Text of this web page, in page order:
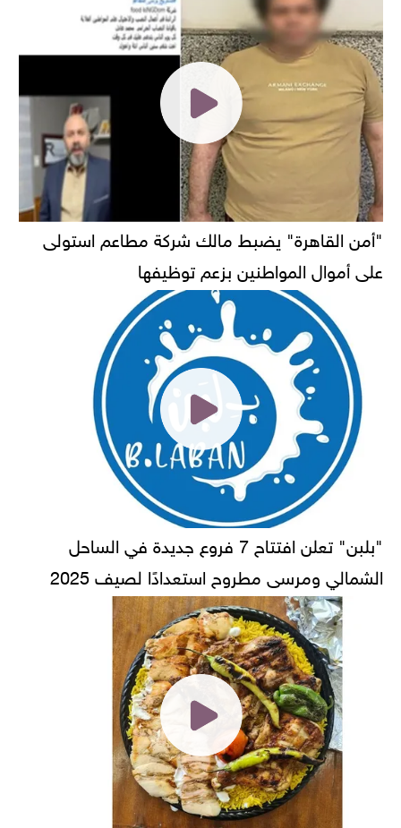
"أمن القاهرة" يضبط مالك شركة مطاعم استولى
على أموال المواطنين بزعم توظيفها
"بلبن" تعلن افتتاح 7 فروع جديدة في الساحل
الشمالي ومرسى مطروح استعدادًا لصيف 2025